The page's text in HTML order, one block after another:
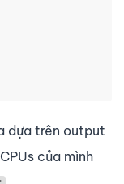
dựa trên output
của mình